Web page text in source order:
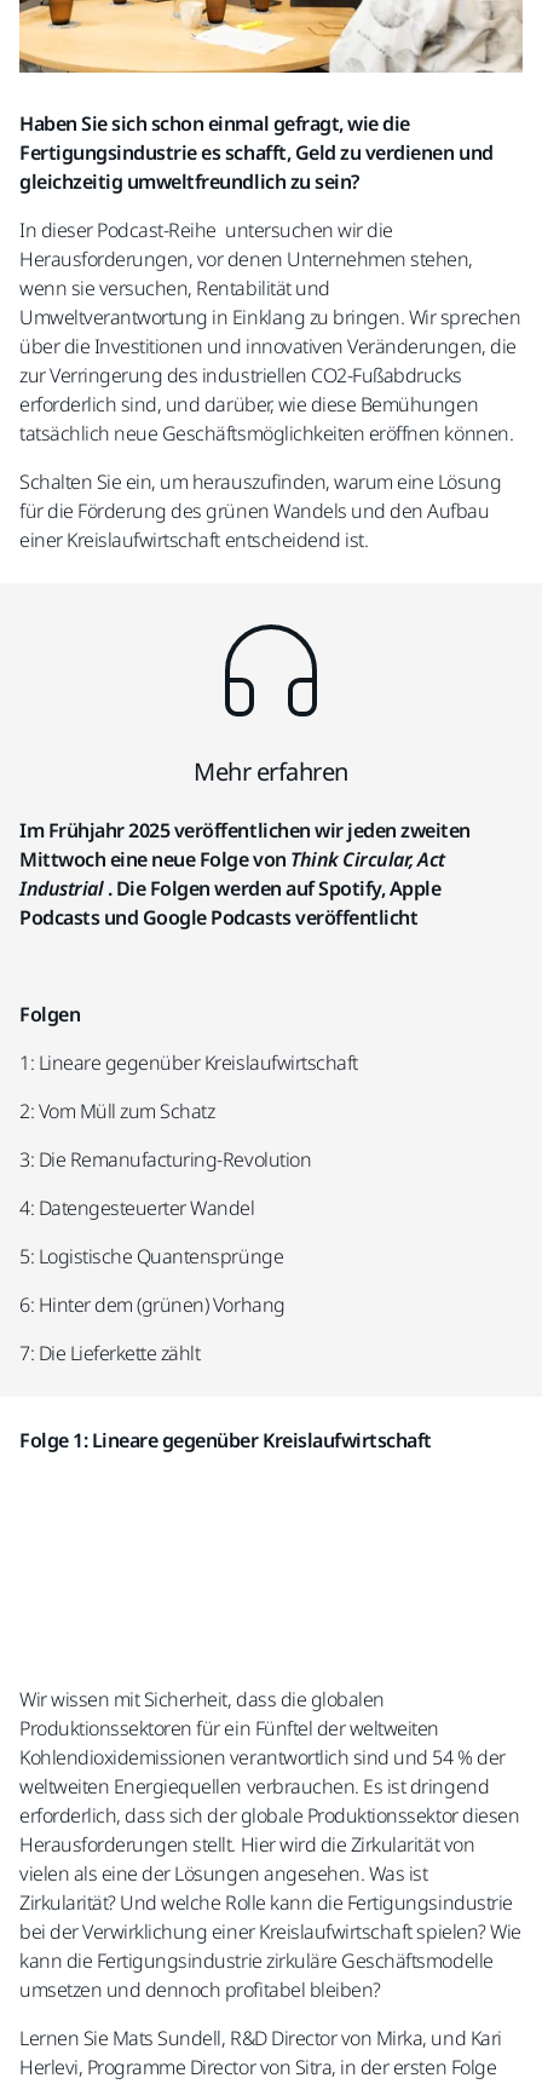
Haben Sie sich schon einmal gefragt, wie die
Fertigungsindustrie es schafft, Geld zu verdienen und
gleichzeitig umweltfreundlich zu sein?
In dieser Podcast-Reihe untersuchen wir die
Herausforderungen, vor denen Unternehmen stehen,
wenn sie versuchen, Rentabilität und
Umweltverantwortung in Einklang zu bringen. Wir sprechen
über die Investitionen und innovativen Veränderungen, die
zur Verringerung des industriellen CO2-Fußabdrucks
erforderlich sind, und darüber, wie diese Bemühungen
tatsächlich neue Geschäftsmöglichkeiten eröffnen können.
Schalten Sie ein, um herauszufinden, warum eine Lösung
für die Förderung des grünen Wandels und den Aufbau
einer Kreislaufwirtschaft entscheidend ist.
Mehr erfahren
Im Frühjahr 2025 veröffentlichen wir jeden zweiten
Mittwoch eine neue Folge von Think Circular, Act
Industrial. Die Folgen werden auf Spotify, Apple
Podcasts und Google Podcasts veröffentlicht
Folgen
1: Lineare gegenüber Kreislaufwirtschaft
2: Vom Müll zum Schatz
3: Die Remanufacturing-Revolution
4: Datengesteuerter Wandel
5: Logistische Quantensprünge
6: Hinter dem (grünen) Vorhang
7: Die Lieferkette zählt
Folge 1: Lineare gegenüber Kreislaufwirtschaft
Wir wissen mit Sicherheit, dass die globalen
Produktionssektoren für ein Fünftel der weltweiten
Kohlendioxidemissionen verantwortlich sind und 54 % der
weltweiten Energiequellen verbrauchen. Es ist dringend
erforderlich, dass sich der globale Produktionssektor diesen
Herausforderungen stellt. Hier wird die Zirkularität von
vielen als eine der Lösungen angesehen. Was ist
Zirkularität? Und welche Rolle kann die Fertigungsindustrie
bei der Verwirklichung einer Kreislaufwirtschaft spielen? Wie
kann die Fertigungsindustrie zirkuläre Geschäftsmodelle
umsetzen und dennoch profitabel bleiben?
Lernen Sie Mats Sundell, R&D Director von Mirka, und Kari
Herlevi, Programme Director von Sitra, in der ersten Folge